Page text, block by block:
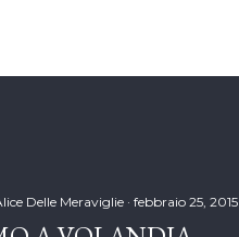
Delle Meraviglie febbraio 25, 2015